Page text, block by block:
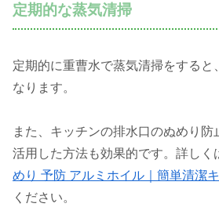
定期的な蒸気清掃
定期的に重曹水で蒸気清掃をすると
なります。
また、キッチンの排水口のぬめり防
活用した方法も効果的です。詳しく
めり 予防 アルミホイル｜簡単清潔
ください。